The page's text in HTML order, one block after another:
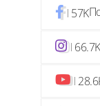
57K
66.7K